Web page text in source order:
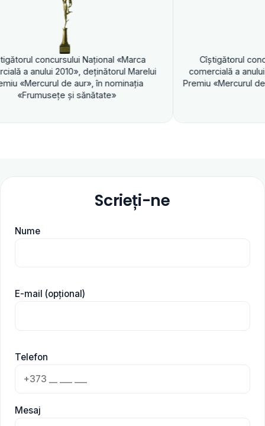
Naţional «Marca
deţinătorul Marelui
de aur», în nominaţia
şi sănătate»
Cîştigătorul concursului
comercială a anului 2010»,
Premiu «Mercurul de aur», în
Scrieți-ne
Nume
E-mail (opțional)
Telefon
Mesaj